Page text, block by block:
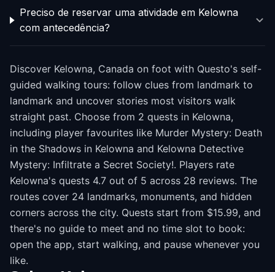
Preciso de reservar uma atividade em Kelowna
com antecedência?
Discover Kelowna, Canada on foot with Questo's self-
guided walking tours: follow clues from landmark to
landmark and uncover stories most visitors walk
straight past. Choose from 2 quests in Kelowna,
including player favourites like Murder Mystery: Death
in the Shadows in Kelowna and Kelowna Detective
Mystery: Infiltrate a Secret Society!. Players rate
Kelowna's quests 4.7 out of 5 across 28 reviews. The
routes cover 24 landmarks, monuments, and hidden
corners across the city. Quests start from $15.99, and
there's no guide to meet and no time slot to book:
open the app, start walking, and pause whenever you
like.